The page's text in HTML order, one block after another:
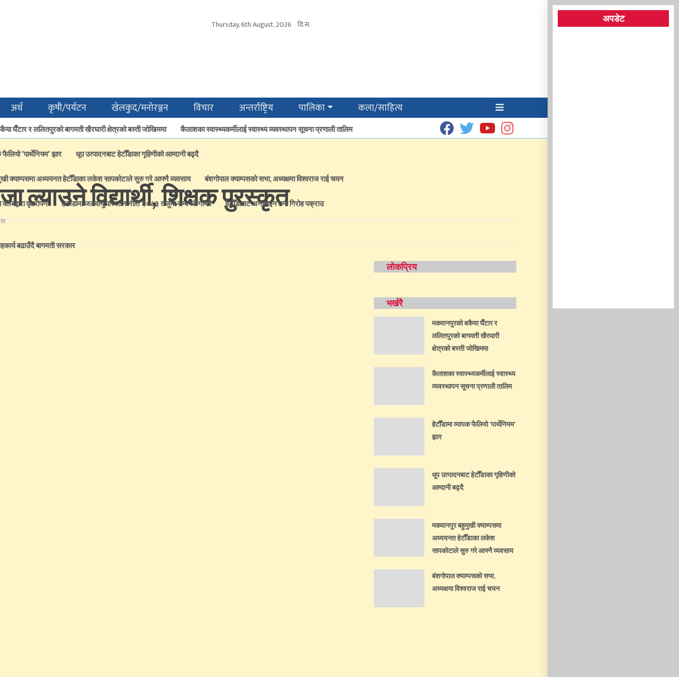
अपडेट
Thursday, 6th August, 2026 वि.स.
अर्थ कृषी/पर्यटन खेलकुद/मनोरञ्जन विचार अन्तर्राष्ट्रिय पालिका कला/साहित्य
घैँटार र ललितपुरको बागमती खैरघारी क्षेत्रको बस्ती जोखिममा कैलाशका स्वास्थ्यकर्मीलाई स्वास्थ्य व्यवस्थापन सूचना प्रणाली तालिम
‘पार्थेनियम’ झार धूप उत्पादनबाट हेटौँडाका गृहिणीको आम्दानी बढ्दै
क्याम्पसमा अध्ययनत हेटौँडाका लकेश सापकोटाले सुरु गरे आफ्नै व्यवसाय बंशगोपाल क्याम्पसको सभा, अध्यक्षमा विश्वराज राई चयन
वृक्षरोपण हेटाैँडामा जलवायु परिवर्तन नीति २०८३ तर्जुमा सम्बन्धी गोष्ठी हेटौँडाबाट अनलाइन ठगी गिरोह पक्राउ
बढाउँदै बागमती सरकार
ल्याउने विद्यार्थी, शिक्षक पुरस्कृत
लोकप्रिय
भर्खरै
मकवानपुरको बकैया घैँटार र
ललितपुरको बागमती खैरघारी
क्षेत्रको बस्ती जोखिममा
कैलाशका स्वास्थ्यकर्मीलाई स्वास्थ्य
व्यवस्थापन सूचना प्रणाली तालिम
हेटौँडामा व्यापक फैलियो ‘पार्थेनियम’
झार
धूप उत्पादनबाट हेटौँडाका गृहिणीको
आम्दानी बढ्दै
मकवानपुर बहुमुखी क्याम्पसमा
अध्ययनत हेटौँडाका लकेश
सापकोटाले सुरु गरे आफ्नै व्यवसाय
बंशगोपाल क्याम्पसको सभा,
अध्यक्षमा विश्वराज राई चयन